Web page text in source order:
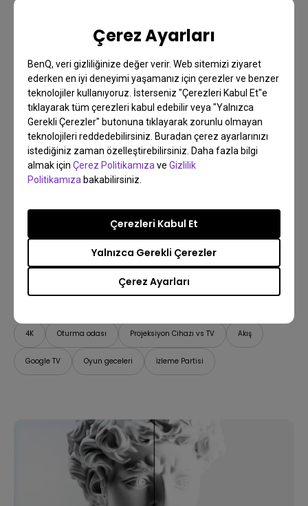
Çerez Ayarları
BenQ, veri gizliliğinize değer verir. Web sitemizi ziyaret
ederken en iyi deneyimi yaşamanız için çerezler ve benzer
teknolojiler kullanıyoruz. İsterseniz "Çerezleri Kabul Et"e
tıklayarak tüm çerezleri kabul edebilir veya "Yalnızca
Gerekli Çerezler" butonuna tıklayarak zorunlu olmayan
teknolojileri reddedebilirsiniz. Buradan çerez ayarlarınızı
istediğiniz zaman özelleştirebilirsiniz. Daha fazla bilgi
almak için Çerez Politikamıza ve Gizlilik
Politikamıza bakabilirsiniz.
Çerez Ayarları
Yalnızca Gerekli Çerezler
Çerezleri Kabul Et
23/02/2026
2026 World Soccer Streaming Guide: How to
4K Oturma odası Projeksiyon Cihazı vs TV Akış
Google TV Oyun geceleri İzleme Partisi